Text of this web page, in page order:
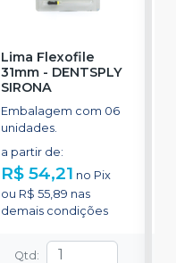
Lima Flexofile
31mm- DENTSPLY
SIRONA
Embalagem com 06
unidades.
a partir de:
R$ 54,21 no Pix
ou R$ 55,89 nas
demais condições
Qtd: